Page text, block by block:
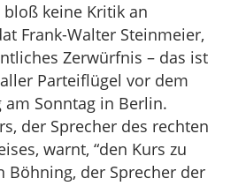
bloß keine Kritik an
Frank-Walter Steinmeier,
Zerwürfnis – das ist
Parteiflügel vor dem
Sonntag in Berlin.
der Sprecher des rechten
warnt, “den Kurs zu
Böhning, der Sprecher der